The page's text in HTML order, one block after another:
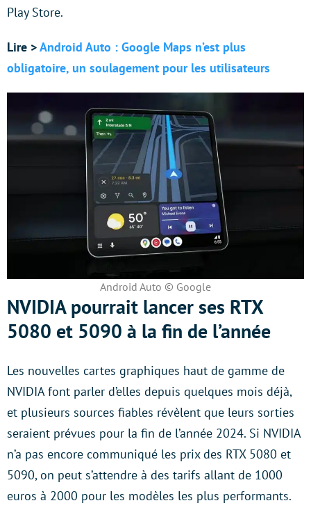
Play Store.
Lire >Android Auto : Google Maps n’est plus
obligatoire, un soulagement pour les utilisateurs
Android Auto © Google
NVIDIA pourrait lancer ses RTX
5080 et 5090 à la fin de l’année
Les nouvelles cartes graphiques haut de gamme de
NVIDIA font parler d’elles depuis quelques mois déjà,
et plusieurs sources fiables révèlent que leurs sorties
seraient prévues pour la fin de l’année 2024. Si NVIDIA
n’a pas encore communiqué les prix des RTX 5080 et
5090, on peut s’attendre à des tarifs allant de 1000
euros à 2000 pour les modèles les plus performants.